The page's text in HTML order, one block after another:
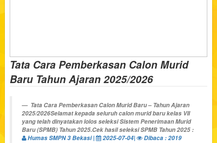
Tata Cara Pemberkasan Calon Murid
Baru Tahun Ajaran 2025/2026
Tata Cara Pemberkasan Calon Murid Baru – Tahun Ajaran
2025/2026Selamat kepada seluruh calon murid baru kelas VII
yang telah dinyatakan lolos seleksi Sistem Penerimaan Murid
Baru (SPMB) Tahun 2025.Cek hasil seleksi SPMB Tahun 2025 :
Humas SMPN 3 Bekasi |
2025-07-04| Dibaca : 2019